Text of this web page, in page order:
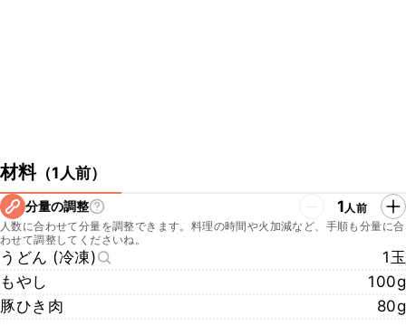
材料（1人前）
分量の調整 1人前
人数に合わせて分量を調整できます。料理の時間や火加減など、手順も分量に合
わせて調整してくださいね。
うどん (冷凍)
1玉
もやし
100g
豚ひき肉
80g